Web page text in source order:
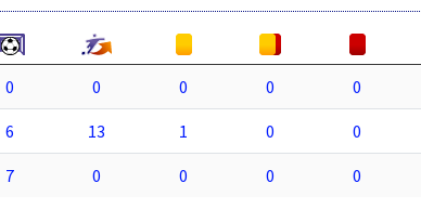
0 0 0 0 0
6 13 1 0 0
7 0 0 0 0